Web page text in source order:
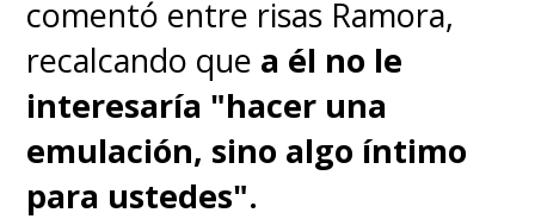
Communicate (Parte 2)
"Yofukashino Uta" por Creepy
Nuts, Call of the Night
comentó entre risas Ramora,
recalcando que a él no le
interesaría "hacer una
emulación, sino algo íntimo
para ustedes".